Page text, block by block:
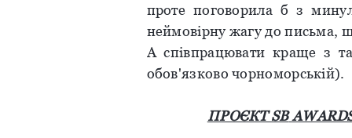
проте поговорила б з
неймовірну жагу до письма,
А співпрацювати краще з
обов'язково чорноморській).
ПРОЄКТ SB